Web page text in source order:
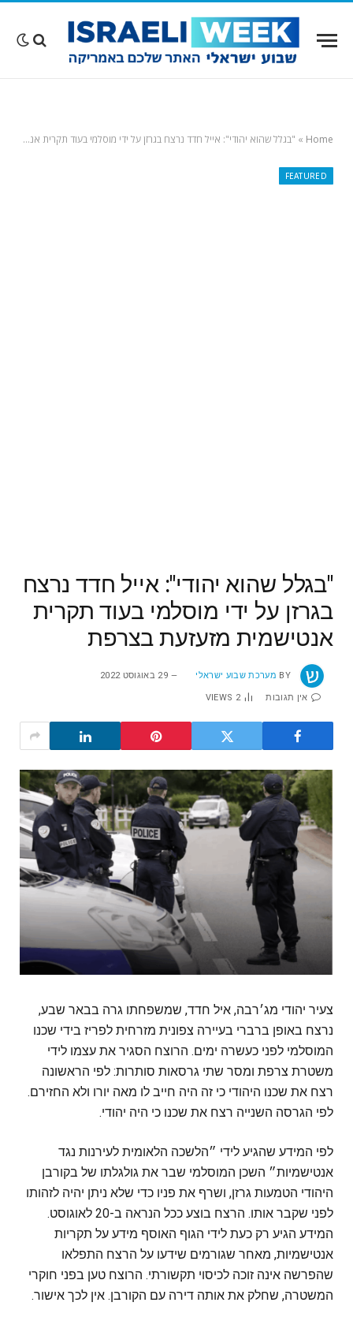
Home
» "בגלל שהוא יהודי": אייל חדד נרצח בגרזן על ידי מוסלמי בעוד תקרית אנטישמית מזעזעת בצרפת
FEATURED
"בגלל שהוא יהודי": אייל חדד נרצח
בגרזן על ידי מוסלמי בעוד תקרית
אנטישמית מזעזעת בצרפת
BY מערכת שבוע ישראלי 29 באוגוסט 2022
אין תגובות 2
VIEWS
צעיר יהודי מג׳רבה, איל חדד, שמשפחתו גרה בבאר שבע,
נרצח באופן ברברי בעיירה צפונית מזרחית לפריז בידי שכנו
המוסלמי לפני כעשרה ימים. הרוצח הסגיר את עצמו לידי
משטרת צרפת ומסר שתי גרסאות סותרות: לפי הראשונה
רצח את שכנו היהודי כי זה היה חייב לו מאה יורו ולא החזירם.
לפי הגרסה השנייה רצח את שכנו כי היה יהודי.
לפי המידע שהגיע לידי ״הלשכה הלאומית לעירנות נגד
אנטישמיות״ השכן המוסלמי שבר את גולגלתו של בקורבן
היהודי הטמעות גרזן, ושרף את פניו כדי שלא ניתן יהיה לזהותו
לפני שקבר אותו. הרצח בוצע ככל הנראה ב-20 לאוגוסט.
המידע הגיע רק כעת לידי הגוף האוסף מידע על תקריות
אנטישמיות, מאחר שגורמים שידעו על הרצח התפלאו
שהפרשה אינה זוכה לכיסוי תקשורתי. הרוצח טען בפני חוקרי
המשטרה, שחלק את אותה דירה עם הקורבן. אין לכך אישור.